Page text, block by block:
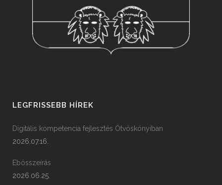
LEGFRISSEBB HÍREK
Digitális kompetencia fejlesztés Ötvöskónyiban
2026.07.16.
Ebösszeírás
2026.06.25.